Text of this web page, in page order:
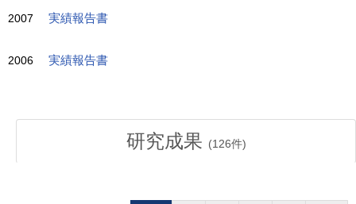
2007 実績報告書
2006 実績報告書
研究成果 (126件)